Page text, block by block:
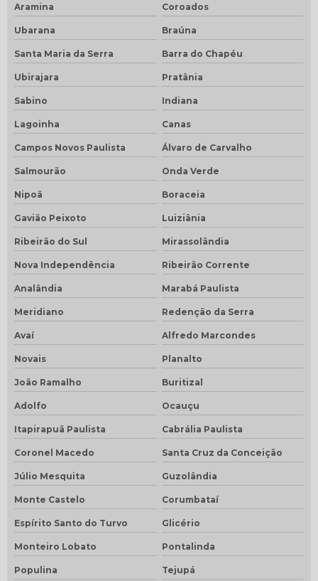
Aramina Coroados
Ubarana Braúna
Santa Maria da Serra Barra do Chapéu
Ubirajara Pratânia
Sabino Indiana
Lagoinha Canas
Campos Novos Paulista Álvaro de Carvalho
Salmourão Onda Verde
Nipoã Boraceia
Gavião Peixoto Luiziânia
Ribeirão do Sul Mirassolândia
Nova Independência Ribeirão Corrente
Analândia Marabá Paulista
Meridiano Redenção da Serra
Avaí Alfredo Marcondes
Novais Planalto
João Ramalho Buritizal
Adolfo Ocauçu
Itapirapuã Paulista Cabrália Paulista
Coronel Macedo Santa Cruz da Conceição
Júlio Mesquita Guzolândia
Monte Castelo Corumbataí
Espírito Santo do Turvo Glicério
Monteiro Lobato Pontalinda
Populina Tejupá